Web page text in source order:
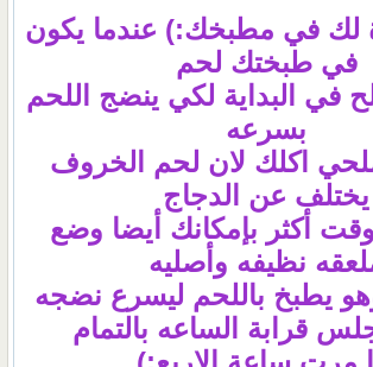
لك في مطبخك:) عندما يكون
في طبختك لحم
في البداية لكي ينضج اللحم
بسرعه
اكلك لان لحم الخروف
يختلف عن الدجاج
أكثر بإمكانك أيضا وضع
نظيفه وأصليه
يطبخ باللحم ليسرع نضجه
قرابة الساعه بالتمام